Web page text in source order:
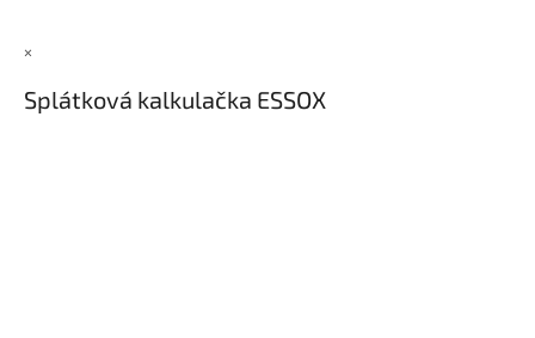
×
Splátková kalkulačka ESSOX